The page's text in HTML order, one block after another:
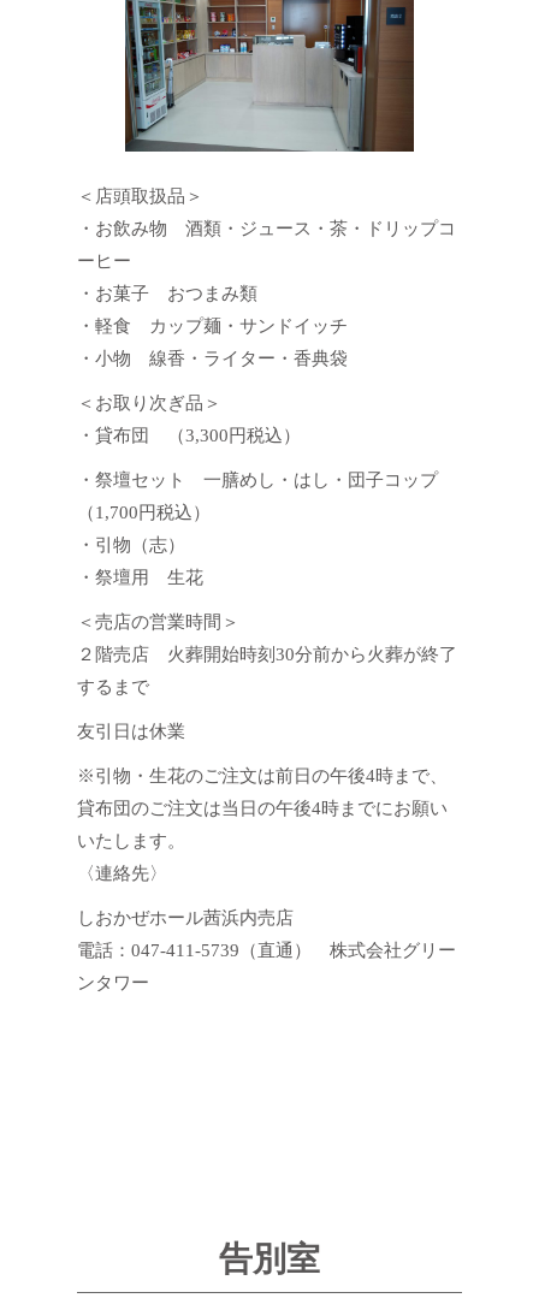
＜店頭取扱品＞
・お飲み物 酒類・ジュース・茶・ドリップコ
ーヒー
・お菓子 おつまみ類
・軽食 カップ麺・サンドイッチ
・小物 線香・ライター・香典袋
＜お取り次ぎ品＞
・貸布団 （3,300円税込）
・祭壇セット 一膳めし・はし・団子コップ
（1,700円税込）
・引物（志）
・祭壇用 生花
＜売店の営業時間＞
２階売店 火葬開始時刻30分前から火葬が終了
するまで
友引日は休業
※引物・生花のご注文は前日の午後4時まで、
貸布団のご注文は当日の午後4時までにお願い
いたします。
〈連絡先〉
しおかぜホール茜浜内売店
電話：047-411-5739（直通） 株式会社グリー
ンタワー
告別室